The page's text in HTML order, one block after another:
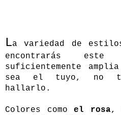
La variedad de
encontrarás
suficientemente
sea el tuyo, no
hallarlo.
Colores comoel rosa,